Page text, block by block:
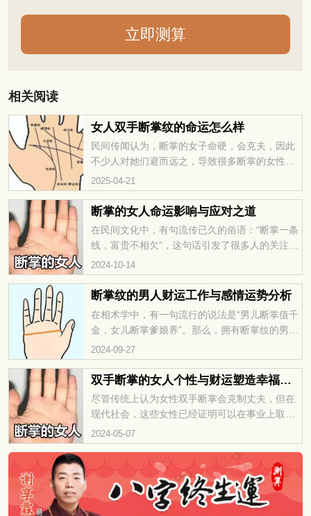
相关阅读
女人双手断掌纹的命运怎么样
民间传闻认为，断掌的女子命硬，会克夫，因此
不少人对她们避而远之，导致很多断掌的女性难
以找到理想的婚姻。那么，女人双手断掌纹的命
运怎么样？让我们一起来了解一下。
2025-04-21
断掌的女人命运影响与应对之道
在民间文化中，有句流传已久的俗语：“断掌一条
线，富贵不相欠”，这句话引发了很多人的关注。
那么，断掌的女人究竟命运如何呢？本文将对断
掌纹进行深入解读，带你揭示其中的秘密与奥
妙。
2024-10-14
断掌纹的男人财运工作与感情运势分析
在相术学中，有一句流行的说法是“男儿断掌值千
金，女儿断掌爹娘养”。那么，拥有断掌纹的男人
究竟有哪些独特的优势呢？接下来，让我们一起
来揭开这个神秘的面纱，看看断掌纹背后隐藏的
秘密。
2024-09-27
双手断掌的女人个性与财运塑造幸福婚姻
尽管传统上认为女性双手断掌会克制丈夫，但在
现代社会，这些女性已经证明可以在事业上取得
成功，并享受幸福的婚姻。她们聪慧、积极、坚
定，不仅能够助力另一半成功，也能实现自身目
标。因此，她们不仅旺夫，还实现了个人生活的
充实与幸福。
2024-05-07